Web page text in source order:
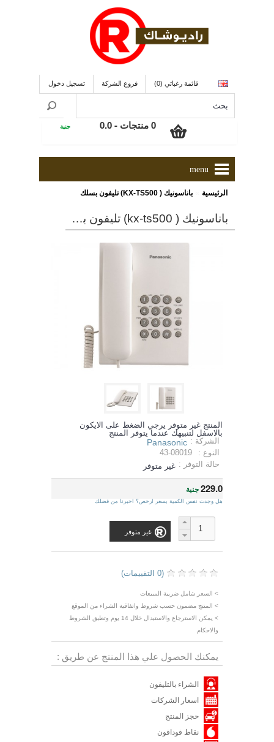
قائمة رغباتي (0) فروع الشركة تسجيل دخول
0 منتجات - 0.0 جنية
menu
الرئيسية باناسونيك ( KX-TS500) تليفون بسلك
باناسونيك ( kx-ts500) تليفون بسلك
المنتج غير متوفر يرجي الضغط على الايكون
بالاسفل لتنبيهك عندما يتوفر المنتج
الشركة : Panasonic
النوع :
43-08019
حالة التوفر : غير متوفر
229.0جنية
هل وجدت نفس الكمية بسعر ارخص؟ اخبرنا من فضلك
غير متوفر
(0 التقييمات)
> السعر شامل ضريبة المبيعات
> المنتج مضمون حسب شروط واتفاقية الشراء من الموقع
> يمكن الاسترجاع والاستبدال خلال 14 يوم وتطبق الشروط
والاحكام
يمكنك الحصول علي هذا المنتج عن طريق :
الشراء بالتليفون
اسعار الشركات
حجز المنتج
نقاط فودافون